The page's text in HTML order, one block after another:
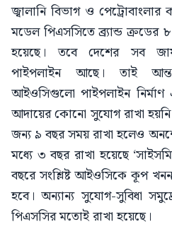
জ্বালানি বিভাগ ও
মডেল পিএসসিতে ব্র্যান্ড ক্রডের
হয়েছে। তবে দেশের সব
পাইপলাইন আছে। তাই
আইওসিগুলো পাইপলাইন নির্মাণ
আদায়ের কোনো সুযোগ রাখা
জন্য ৯ বছর সময় রাখা হলেও
মধ্যে ৩ বছর রাখা হয়েছে
বছরে সংশ্লিষ্ট আইওসিকে কূপ
হবে। অন্যান্য সুযোগ-সুবিধা
পিএসসির মতোই রাখা হয়েছে।